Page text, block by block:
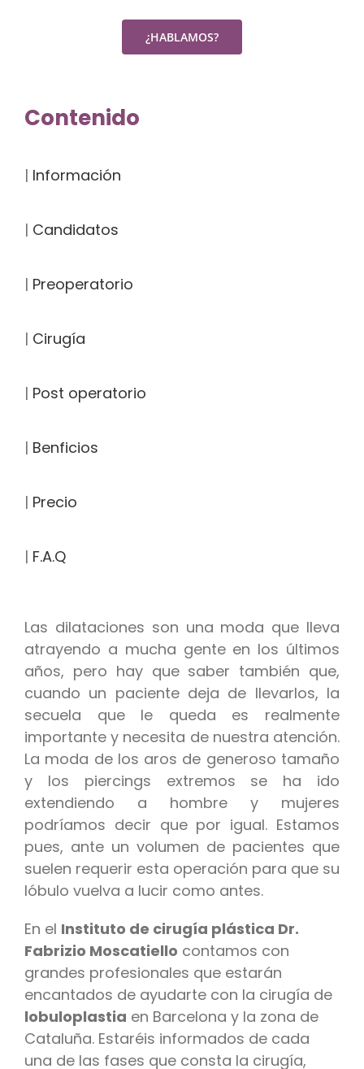
Contenido
| Información
| Candidatos
| Preoperatorio
| Cirugía
| Post operatorio
| Benficios
| Precio
| F.A.Q
Las dilataciones son una moda que lleva
atrayendo a mucha gente en los últimos
años, pero hay que saber también que,
cuando un paciente deja de llevarlos, la
secuela que le queda es realmente
importante y necesita de nuestra atención.
La moda de los aros de generoso tamaño
y los piercings extremos se ha ido
extendiendo a hombre y mujeres
podríamos decir que por igual. Estamos
pues, ante un volumen de pacientes que
suelen requerir esta operación para que su
lóbulo vuelva a lucir como antes.
En el Instituto de cirugía plástica Dr.
Fabrizio Moscatiello contamos con
grandes profesionales que estarán
encantados de ayudarte con la cirugía de
lobuloplastia en Barcelona y la zona de
Cataluña. Estaréis informados de cada
una de las fases que consta la cirugía,